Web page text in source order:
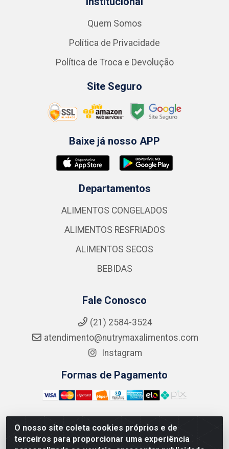
O nosso site coleta cookies próprios e de
terceiros para proporcionar uma experiência
Quem Somos
Política de Privacidade
Política de Troca e Devolução
Site Seguro
Baixe já nosso APP
Departamentos
ALIMENTOS CONGELADOS
ALIMENTOS RESFRIADOS
ALIMENTOS SECOS
BEBIDAS
Fale Conosco
(21) 2584-3524
atendimento@nutrymaxalimentos.com
Instagram
Formas de Pagamento
NUTRY MAX COMÉRCIO DE PRODUTOS ALIMENTICIOS
LTDA - RUA DO FEIJÃO, 721 PENHA CIRCULAR/RJ -